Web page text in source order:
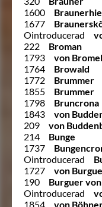
1600
1677
Ointroducerad
222
Broman
1793
von
1764
Browald
1772
Brummer
1855
Brummer
1798
Bruncrona
1843
von
209
von
214
Bunge
1737
Ointroducerad
1727
von
190
Burguer
Ointroducerad
1854
von